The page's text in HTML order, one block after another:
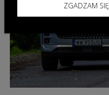
ZGADZAM SIĘ